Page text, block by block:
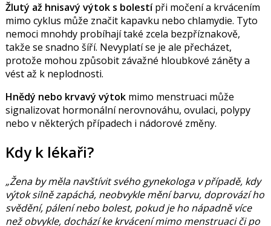
Žlutý až hnisavý výtok s bolestípři močení a krvácením
mimo cyklus může značit kapavku nebo chlamydie. Tyto
nemoci mnohdy probíhají také zcela bezpříznakově,
takže se snadno šíří. Nevyplatí se je ale přecházet,
protože mohou způsobit závažné hloubkové záněty a
vést až k neplodnosti.
Hnědý nebo krvavý výtokmimo menstruaci může
signalizovat hormonální nerovnováhu, ovulaci, polypy
nebo v některých případech i nádorové změny.
Kdy k lékaři?
„Žena by měla navštívit svého gynekologa v případě, kdy
výtok silně zapáchá, neobvykle mění barvu, doprovází ho
svědění, pálení nebo bolest, pokud je ho nápadně více
než obvykle, dochází ke krvácení mimo menstruaci či po